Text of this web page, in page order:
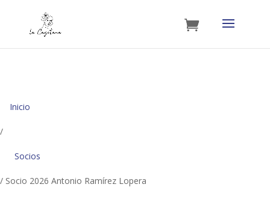
Inicio
/
Socios
/ Socio 2026 Antonio Ramírez Lopera